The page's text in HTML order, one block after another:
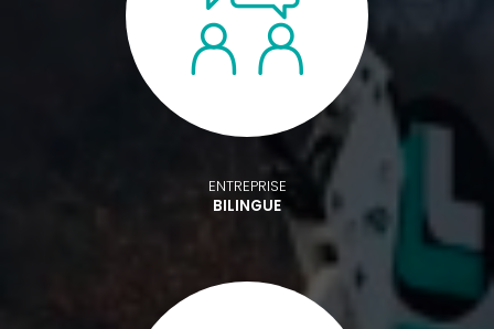
ENTREPRISE
BILINGUE